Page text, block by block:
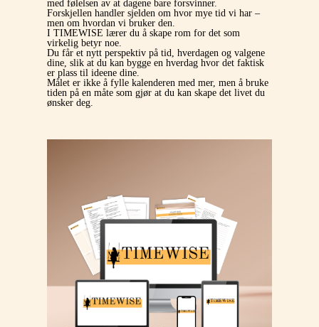
med følelsen av at dagene bare forsvinner.
Forskjellen handler sjelden om hvor mye tid vi har –
men om hvordan vi bruker den.
I TIMEWISE lærer du å skape rom for det som
virkelig betyr noe.
Du får et nytt perspektiv på tid, hverdagen og valgene
dine, slik at du kan bygge en hverdag hvor det faktisk
er plass til ideene dine.
Målet er ikke å fylle kalenderen med mer, men å bruke
tiden på en måte som gjør at du kan skape det livet du
ønsker deg.